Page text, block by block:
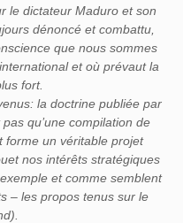
le dictateur Maduro et son
dénoncé et combattu,
que nous sommes
et où prévaut la
fort.
la doctrine publiée par
qu’une compilation de
forme un véritable projet
nos intérêts stratégiques
et comme semblent
– les propos tenus sur le